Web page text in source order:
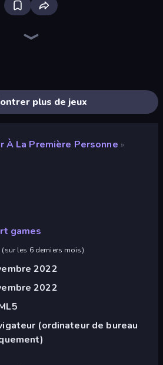
plus de jeux
À La Première Personne »
games
(sur les 6 derniers mois)
2022
2022
(ordinateur de bureau